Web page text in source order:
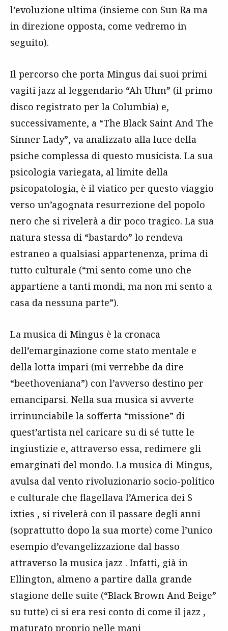
l’evoluzione ultima (insieme con Sun Ra ma
in direzione opposta, come vedremo in
seguito).
Il percorso che porta Mingus dai suoi primi
vagiti jazz al leggendario “Ah Uhm” (il primo
disco registrato per la Columbia) e,
successivamente, a “The Black Saint And The
Sinner Lady”, va analizzato alla luce della
psiche complessa di questo musicista. La sua
psicologia variegata, al limite della
psicopatologia, è il viatico per questo viaggio
verso un’agognata resurrezione del popolo
nero che si rivelerà a dir poco tragico. La sua
natura stessa di “bastardo” lo rendeva
estraneo a qualsiasi appartenenza, prima di
tutto culturale (“mi sento come uno che
appartiene a tanti mondi, ma non mi sento a
casa da nessuna parte”).
La musica di Mingus è la cronaca
dell’emarginazione come stato mentale e
della lotta impari (mi verrebbe da dire
“beethoveniana”) con l’avverso destino per
emanciparsi. Nella sua musica si avverte
irrinunciabile la sofferta “missione” di
quest’artista nel caricare su di sé tutte le
ingiustizie e, attraverso essa, redimere gli
emarginati del mondo. La musica di Mingus,
avulsa dal vento rivoluzionario socio-politico
e culturale che flagellava l’America dei S
ixties , si rivelerà con il passare degli anni
(soprattutto dopo la sua morte) come l’unico
esempio d’evangelizzazione dal basso
attraverso la musica jazz . Infatti, già in
Ellington, almeno a partire dalla grande
stagione delle suite (“Black Brown And Beige”
su tutte) ci si era resi conto di come il jazz ,
maturato proprio nelle mani